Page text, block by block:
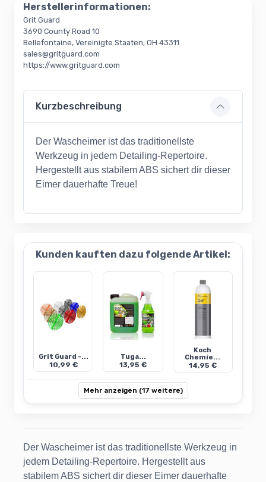
Herstellerinformationen:
Grit Guard
3690 County Road 10
Bellefontaine, Vereinigte Staaten, OH 43311
sales@gritguard.com
https://www.gritguard.com
Kurzbeschreibung
Der Wascheimer ist das traditionellste
Werkzeug in jedem Detailing-Repertoire.
Hergestellt aus stabilem ABS sichert dir dieser
Eimer dauerhafte Treue!
Kunden kauften dazu folgende Artikel:
Grit Guard -...
10,99 €
Tuga...
13,95 €
Koch
Chemie...
14,95 €
Mehr anzeigen (17 weitere)
Der Wascheimer ist das traditionellste Werkzeug in
jedem Detailing-Repertoire. Hergestellt aus
stabilem ABS sichert dir dieser Eimer dauerhafte